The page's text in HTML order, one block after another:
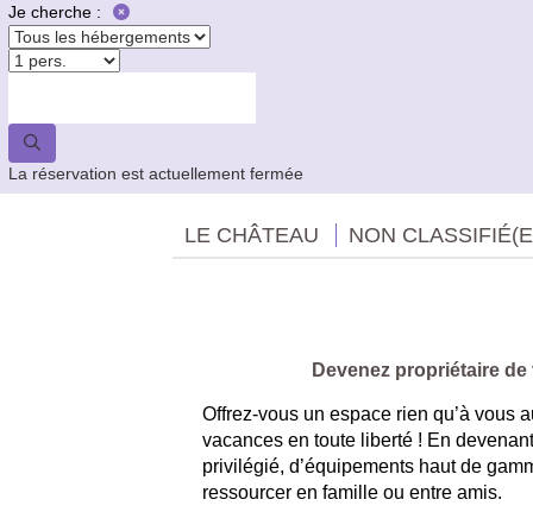
Je cherche :
La réservation est actuellement fermée
LE CHÂTEAU NON
Devenez propriétaire
Offrez-vous un espace rien qu’à vous
vacances en toute liberté ! En
privilégié, d’équipements haut de
ressourcer en famille ou entre amis.